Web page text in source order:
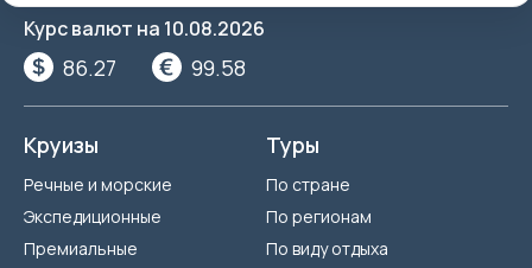
Курс валют на 10.08.2026
86.27 99.58
Круизы
Речные и морские
Экспедиционные
Премиальные
Туры
По стране
По регионам
По виду отдыха